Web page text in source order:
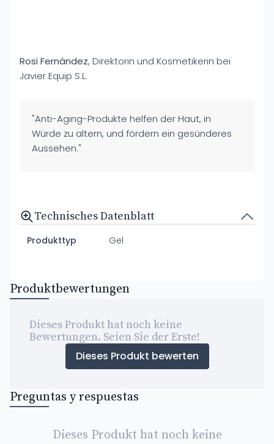
Rosi Fernández, Direktorin und Kosmetikerin bei
Javier Equip S.L.
"Anti-Aging-Produkte helfen der Haut, in
Würde zu altern, und fördern ein gesünderes
Aussehen."
Technisches Datenblatt
Produkttyp Gel
Produktbewertungen
Dieses Produkt hat noch keine
Bewertungen. Seien Sie der Erste!
Dieses Produkt bewerten
Preguntas y respuestas
Dieses Produkt hat noch keine